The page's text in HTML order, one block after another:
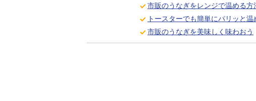
市販のうなぎをレンジで温める方
トースターでも簡単にパリッと温
市販のうなぎを美味しく味わおう